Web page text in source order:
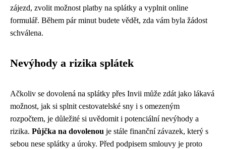
zájezd, zvolit možnost platby na splátky a vyplnit online
formulář. Během pár minut budete vědět, zda vám byla žádost
schválena.
Nevýhody a rizika splátek
Ačkoliv se dovolená na splátky přes Invii může zdát jako lákavá
možnost, jak si splnit cestovatelské sny i s omezeným
rozpočtem, je důležité si uvědomit i potenciální nevýhody a
rizika. Půjčka na dovolenou je stále finanční závazek, který s
sebou nese splátky a úroky. Před podpisem smlouvy je proto